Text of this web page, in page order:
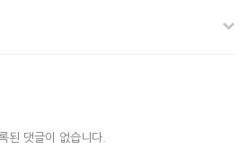
된 댓글이 없습니다.